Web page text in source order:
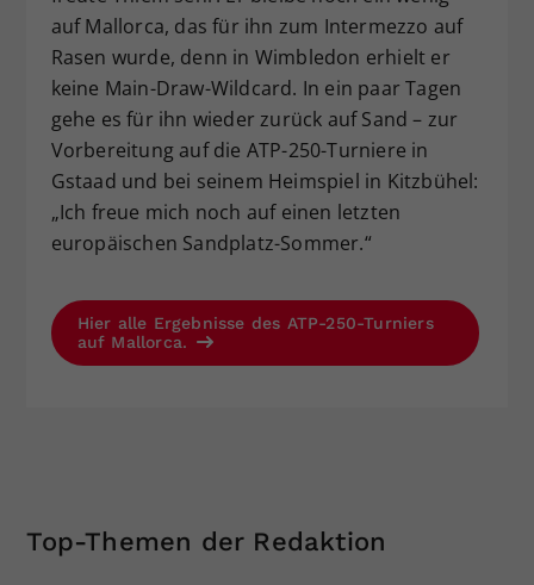
auf Mallorca, das für ihn zum Intermezzo auf
Rasen wurde, denn in Wimbledon erhielt er
keine Main-Draw-Wildcard. In ein paar Tagen
gehe es für ihn wieder zurück auf Sand – zur
Vorbereitung auf die ATP-250-Turniere in
Gstaad und bei seinem Heimspiel in Kitzbühel:
„Ich freue mich noch auf einen letzten
europäischen Sandplatz-Sommer.“
Hier alle Ergebnisse des ATP-250-Turniers
auf Mallorca.
Top-Themen der Redaktion